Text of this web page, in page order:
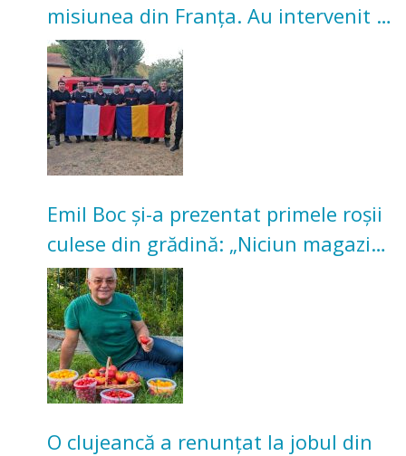
misiunea din Franța. Au intervenit la
incendii de vegetație și pădure
Emil Boc și-a prezentat primele roșii
culese din grădină: „Niciun magazin
nu poate oferi această satisfacție”
O clujeancă a renunțat la jobul din